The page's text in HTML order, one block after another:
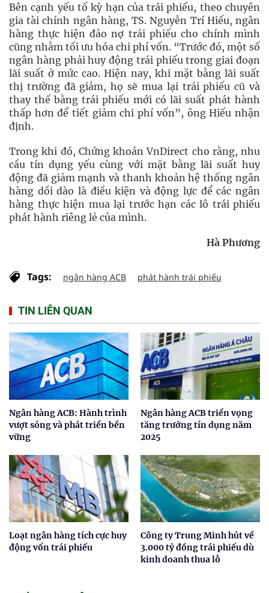
Bên cạnh yếu tố kỳ hạn của trái phiếu, theo chuyên
gia tài chính ngân hàng, TS. Nguyễn Trí Hiếu, ngân
hàng thực hiện đảo nợ trái phiếu cho chính mình
cũng nhằm tối ưu hóa chi phí vốn. “Trước đó, một số
ngân hàng phải huy động trái phiếu trong giai đoạn
lãi suất ở mức cao. Hiện nay, khi mặt bằng lãi suất
thị trường đã giảm, họ sẽ mua lại trái phiếu cũ và
thay thế bằng trái phiếu mới có lãi suất phát hành
thấp hơn để tiết giảm chi phí vốn”, ông Hiếu nhận
định.
Trong khi đó, Chứng khoán VnDirect cho rằng, nhu
cầu tín dụng yếu cùng với mặt bằng lãi suất huy
động đã giảm mạnh và thanh khoản hệ thống ngân
hàng dồi dào là điều kiện và động lực để các ngân
hàng thực hiện mua lại trước hạn các lô trái phiếu
phát hành riêng lẻ của mình.
Hà Phương
Tags: ngân hàng ACB phát hành trái phiếu
TIN LIÊN QUAN
Ngân hàng ACB: Hành trình
vượt sóng và phát triển bền
vững
Ngân hàng ACB triển vọng
tăng trưởng tín dụng năm
2025
Loạt ngân hàng tích cực huy
động vốn trái phiếu
Công ty Trung Minh hút về
3.000 tỷ đồng trái phiếu dù
kinh doanh thua lỗ